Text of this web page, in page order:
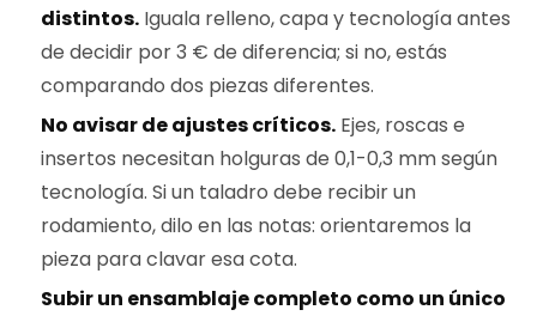
distintos. Iguala relleno, capa y tecnología antes
de decidir por 3 € de diferencia; si no, estás
comparando dos piezas diferentes.
No avisar de ajustes críticos. Ejes, roscas e
insertos necesitan holguras de 0,1-0,3 mm según
tecnología. Si un taladro debe recibir un
rodamiento, dilo en las notas: orientaremos la
pieza para clavar esa cota.
Subir un ensamblaje completo como un único